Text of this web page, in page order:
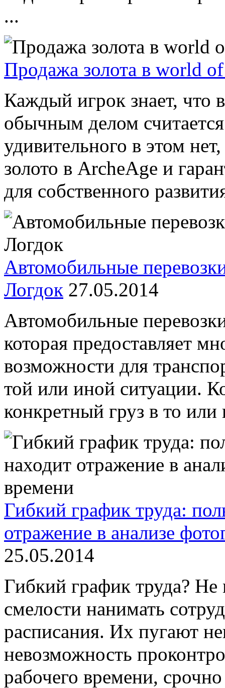
...
Продажа золота в world
Каждый игрок знает, что
обычным делом
удивительного в этом
золото в ArcheAge и
для собственного
Автомобильные
Логдок 27.05.2014
Автомобильные
которая предоставляет
возможности для
той или иной ситуации.
конкретный груз в то или
Гибкий график труда:
отражение в анализе
25.05.2014
Гибкий график труда? Не
смелости нанимать
расписания. Их пугают
невозможность
рабочего времени,